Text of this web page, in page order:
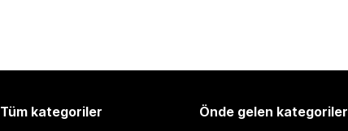
Tüm kategoriler Önde gelen kategoriler